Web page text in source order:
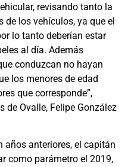
revisando tanto la
los vehículos, ya que el
lo tanto deberían estar
al día. Además
conduzcan no hayan
los menores de edad
que corresponde”,
de Ovalle, Felipe González
años anteriores, el capitán
como parámetro el 2019,